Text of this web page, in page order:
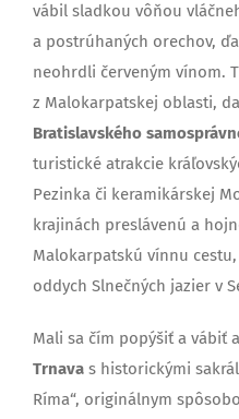
vábil sladkou vôňou
a postrúhaných orechov,
neohrdli červeným vínom.
z Malokarpatskej oblasti,
Bratislavského
turistické atrakcie
Pezinka či keramikárskej
krajinách preslávenú a
Malokarpatskú vínnu
oddych Slnečných jazier v
Mali sa čím popýšiť a vábiť
Trnava s historickými
Ríma“, originálnym